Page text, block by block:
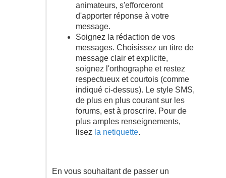
animateurs, s'efforceront
d'apporter réponse à votre
message.
Soignez la rédaction de vos
messages. Choisissez un titre de
message clair et explicite,
soignez l'orthographe et restez
respectueux et courtois (comme
indiqué ci-dessus). Le style SMS,
de plus en plus courant sur les
forums, est à proscrire. Pour de
plus amples renseignements,
lisez la netiquette.
En vous souhaitant de passer un